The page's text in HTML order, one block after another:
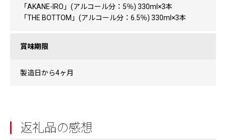
「AKANE-IRO」(アルコール分：5％) 330ml×3本
「THE BOTTOM」(アルコール分：6.5％) 330ml×3本
賞味期限
製造日から4ヶ月
返礼品の感想